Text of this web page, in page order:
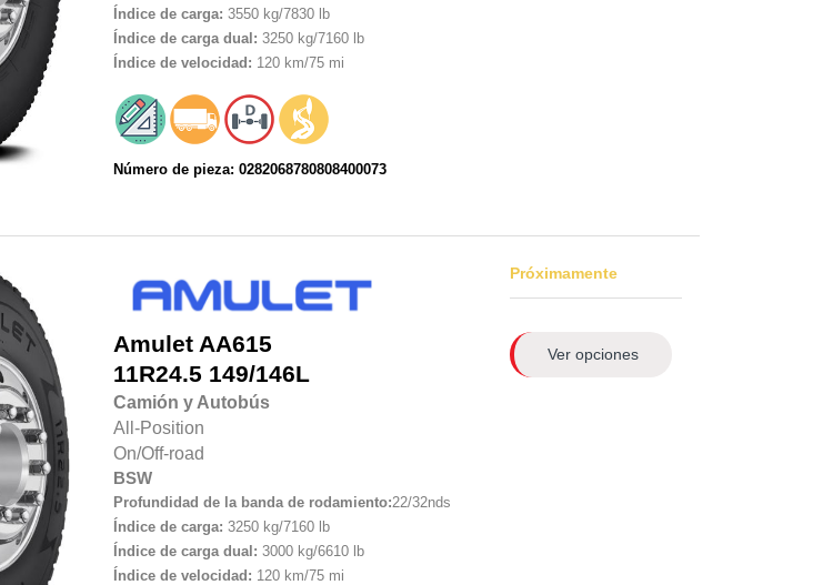
Índice de carga: 3550 kg/7830 lb
Índice de carga dual: 3250 kg/7160 lb
Índice de velocidad: 120 km/75 mi
Número de pieza: 0282068780808400073
Amulet AA615
11R24.5 149/146L
Camión y Autobús
All-Position
On/Off-road
BSW
Profundidad de la banda de rodamiento:22/32nds
Índice de carga: 3250 kg/7160 lb
Índice de carga dual: 3000 kg/6610 lb
Índice de velocidad: 120 km/75 mi
Próximamente
Ver opciones